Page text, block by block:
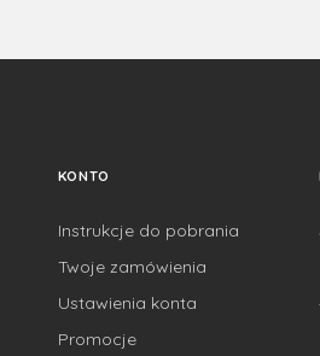
KONTO
Instrukcje do pobrania
Twoje zamówienia
Ustawienia konta
Promocje